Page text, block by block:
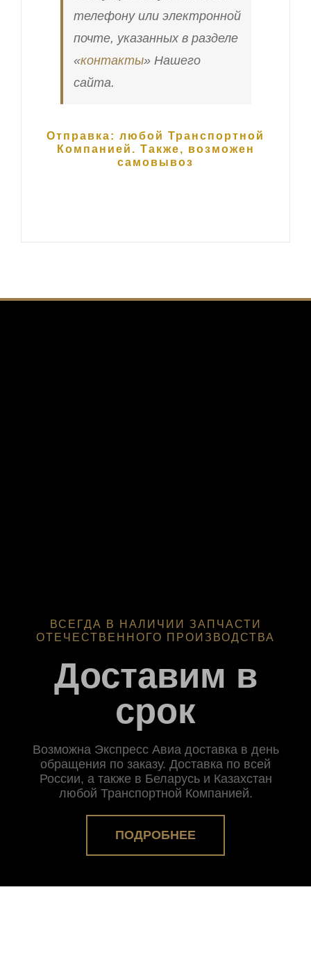
телефону или электронной
почте, указанных в разделе
«контакты» Нашего
сайта.
Отправка: любой Транспортной
Компанией. Также, возможен
самовывоз
ВСЕГДА В НАЛИЧИИ ЗАПЧАСТИ
ОТЕЧЕСТВЕННОГО ПРОИЗВОДСТВА
Доставим в
срок
Возможна Экспресс Авиа доставка в день
обращения по заказу. Доставка по всей
России, а также в Беларусь и Казахстан
любой Транспортной Компанией.
ПОДРОБНЕЕ